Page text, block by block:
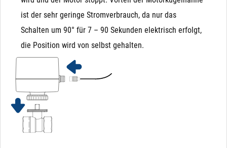
AUSSCHLUSSKRITERIEN FÜR
MAGNETVENTILE
Wenn eines dieser Kriterien bei Ihnen kritisch ist, sollten
sie keine Magnetventile verwenden und lieber auf
elektrische Kugelhähne ausweichen:
ist der sehr geringe Stromverbrauch, da nur das
Schalten um 90° für 7 – 90 Sekunden elektrisch erfolgt,
die Position wird von selbst gehalten.